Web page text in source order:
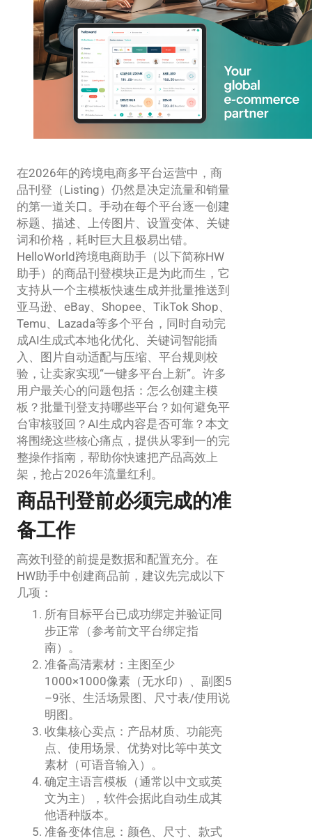
在2026年的跨境电商多平台运营中，商
品刊登（Listing）仍然是决定流量和销量
的第一道关口。手动在每个平台逐一创建
标题、描述、上传图片、设置变体、关键
词和价格，耗时巨大且极易出错。
HelloWorld跨境电商助手（以下简称HW
助手）的商品刊登模块正是为此而生，它
支持从一个主模板快速生成并批量推送到
亚马逊、eBay、Shopee、TikTok Shop、
Temu、Lazada等多个平台，同时自动完
成AI生成式本地化优化、关键词智能插
入、图片自动适配与压缩、平台规则校
验，让卖家实现“一键多平台上新”。许多
用户最关心的问题包括：怎么创建主模
板？批量刊登支持哪些平台？如何避免平
台审核驳回？AI生成内容是否可靠？本文
将围绕这些核心痛点，提供从零到一的完
整操作指南，帮助你快速把产品高效上
架，抢占2026年流量红利。
商品刊登前必须完成的准
备工作
高效刊登的前提是数据和配置充分。在
HW助手中创建商品前，建议先完成以下
几项：
所有目标平台已成功绑定并验证同
步正常（参考前文平台绑定指
南）。
准备高清素材：主图至少
1000×1000像素（无水印）、副图5
–9张、生活场景图、尺寸表/使用说
明图。
收集核心卖点：产品材质、功能亮
点、使用场景、优势对比等中英文
素材（可语音输入）。
确定主语言模板（通常以中文或英
文为主），软件会据此自动生成其
他语种版本。
准备变体信息：颜色、尺寸、款式